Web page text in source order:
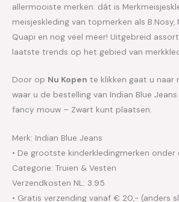
allermooiste merken: dát is
meisjeskleding van topmerken als B.Nosy,
Quapi en nog veel meer! Uitgebreid
laatste trends op het gebied van
Door op Nu Kopen te klikken gaat u naar
waar u de bestelling van Indian Blue
fancy mouw – Zwart kunt plaatsen.
Merk: Indian Blue Jeans
• De grootste kinderkledingmerken onder
Categorie: Truien & Vesten
Verzendkosten NL: 3.95
• Gratis verzending vanaf € 20,- (anders